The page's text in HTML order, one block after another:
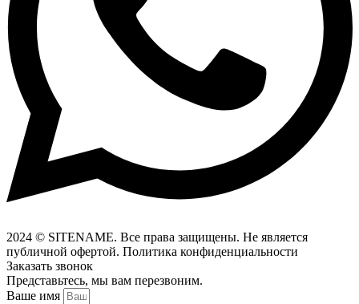
2024 © SITENAME. Все права защищены. Не является
публичной офертой. Политика конфиденциальности
Заказать звонок
Представьтесь, мы вам перезвоним.
Ваше имя